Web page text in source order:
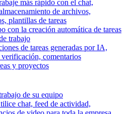
más rápido con el chat,
de archivos,
plantillas de tareas
con la creación automática de tareas
trabajo
de tareas generadas por IA,
verificación, comentarios
y proyectos
de su equipo
chat, feed de actividad,